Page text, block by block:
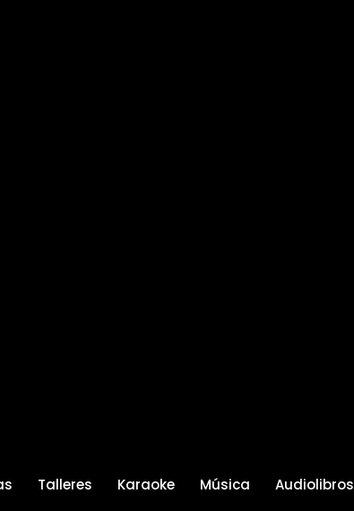
Talleres Karaoke Música Audiolibros